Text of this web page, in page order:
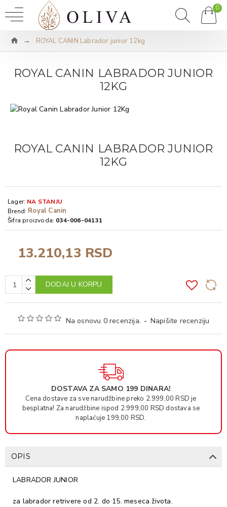
0
ROYAL CANIN Labrador junior 12kg
ROYAL CANIN LABRADOR JUNIOR
12KG
ROYAL CANIN LABRADOR JUNIOR
12KG
Na osnovu 0 recenzija. - Napišite recenziju
13.210,13 RSD
Lager: NA STANJU
Brend: Royal Canin
Šifra proizvoda: 034-006-04131
DODAJ U KORPU
DOSTAVA ZA SAMO 199 DINARA!
Cena dostave za sve narudžbine preko 2.999,00 RSD je
besplatna! Za narudžbine ispod 2.999,00 RSD dostava se
naplaćuje 199,00 RSD.
OPIS
LABRADOR JUNIOR
za labrador retrivere od 2. do 15. meseca života.